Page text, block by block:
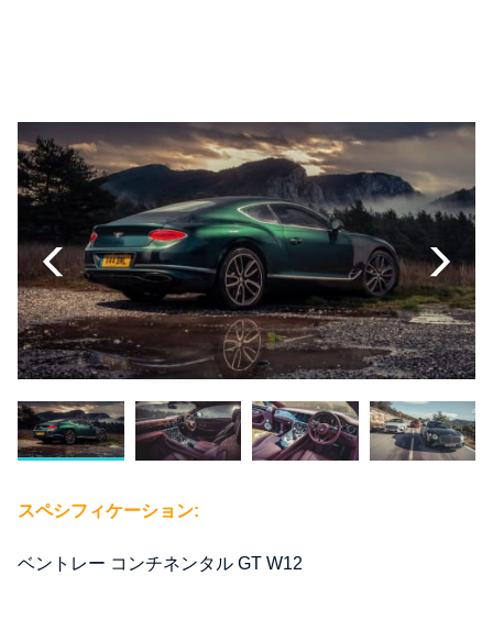
スペシフィケーション:
ベントレー コンチネンタル GT W12